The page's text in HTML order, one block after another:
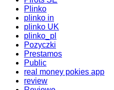
Plinko
plinko in
plinko UK
plinko_pl
Pozyczki
Prestamos
Public
real money pokies app
review